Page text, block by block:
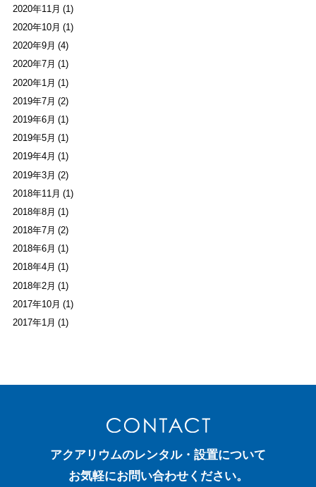
2020年11月 (1)
2020年10月 (1)
2020年9月 (4)
2020年7月 (1)
2020年1月 (1)
2019年7月 (2)
2019年6月 (1)
2019年5月 (1)
2019年4月 (1)
2019年3月 (2)
2018年11月 (1)
2018年8月 (1)
2018年7月 (2)
2018年6月 (1)
2018年4月 (1)
2018年2月 (1)
2017年10月 (1)
2017年1月 (1)
アクアリウムのレンタル・設置について
お気軽にお問い合わせください。